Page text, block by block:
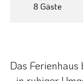
8 Gäste
Das Ferienhaus